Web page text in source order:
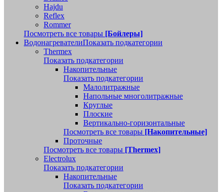
Hajdu
Reflex
Rommer
Посмотреть все товары [Бойлеры]
ВодонагревателиПоказать подкатегории
Thermex
Показать подкатегории
Накопительные
Показать подкатегории
Малолитражные
Напольные многолитражные
Круглые
Плоские
Вертикально-горизонтальные
Посмотреть все товары [Накопительные]
Проточные
Посмотреть все товары [Thermex]
Electrolux
Показать подкатегории
Накопительные
Показать подкатегории